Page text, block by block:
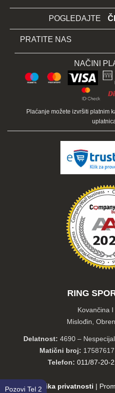
POGLEDAJTE
PRATITE NAS
NAČINI
Plaćanje možete izvršiti platnim
RING
Kovančina
Mislođin,
Delatnost: 4690 –
Matični broj:
Telefon: 011/87-20-
Politika privatnosti |
Pozovi Tel 2